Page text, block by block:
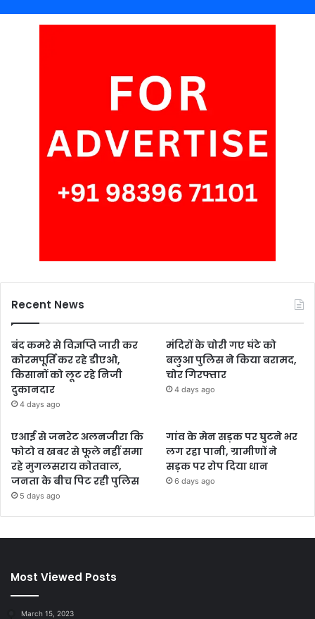
Recent News
बंद कमरे से विज्ञप्ति जारी कर
कोरमपूर्ति कर रहे डीएओ,
किसानों को लूट रहे निजी
दुकानदार
4 days ago
मंदिरों के चोरी गए घंटे को
बलुआ पुलिस ने किया बरामद,
चोर गिरफ्तार
4 days ago
एआई से जनरेट अलनजीरा कि
फोटो व खबर से फूले नहीं समा
रहे मुगलसराय कोतवाल,
जनता के बीच पिट रही पुलिस
5 days ago
गांव के मेन सड़क पर घुटने भर
लग रहा पानी, ग्रामीणों ने
सड़क पर रोप दिया धान
6 days ago
Most Viewed Posts
March 15, 2023